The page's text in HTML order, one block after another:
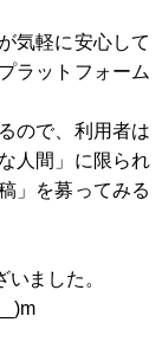
気軽に安心して
ラットフォーム
ので、利用者は
人間」に限られ
」を募ってみる
ました。